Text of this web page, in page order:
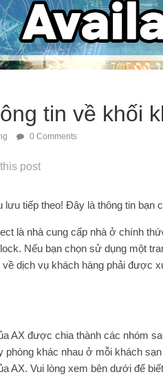
tin về khối
0 Comments
post
lưu tiếp theo! Đây là thông tin bạn
là nhà cung cấp nhà ở chính
Nếu bạn chọn sử dụng một
dịch vụ khách hàng phải được
AX được chia thành các nhóm
phòng khác nhau ở mỗi khách
AX. Vui lòng xem bên dưới để